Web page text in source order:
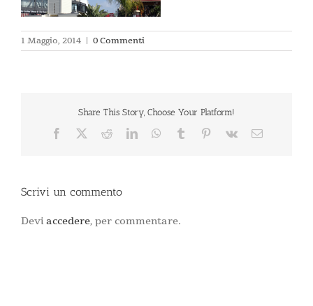
1 Maggio, 2014 | 0 Commenti
Share This Story, Choose Your Platform!
Facebook RedditLinkedInWhatsApp
Tumblr Pinterest
Vk Email
Scrivi un commento
Devi accedere, per commentare.